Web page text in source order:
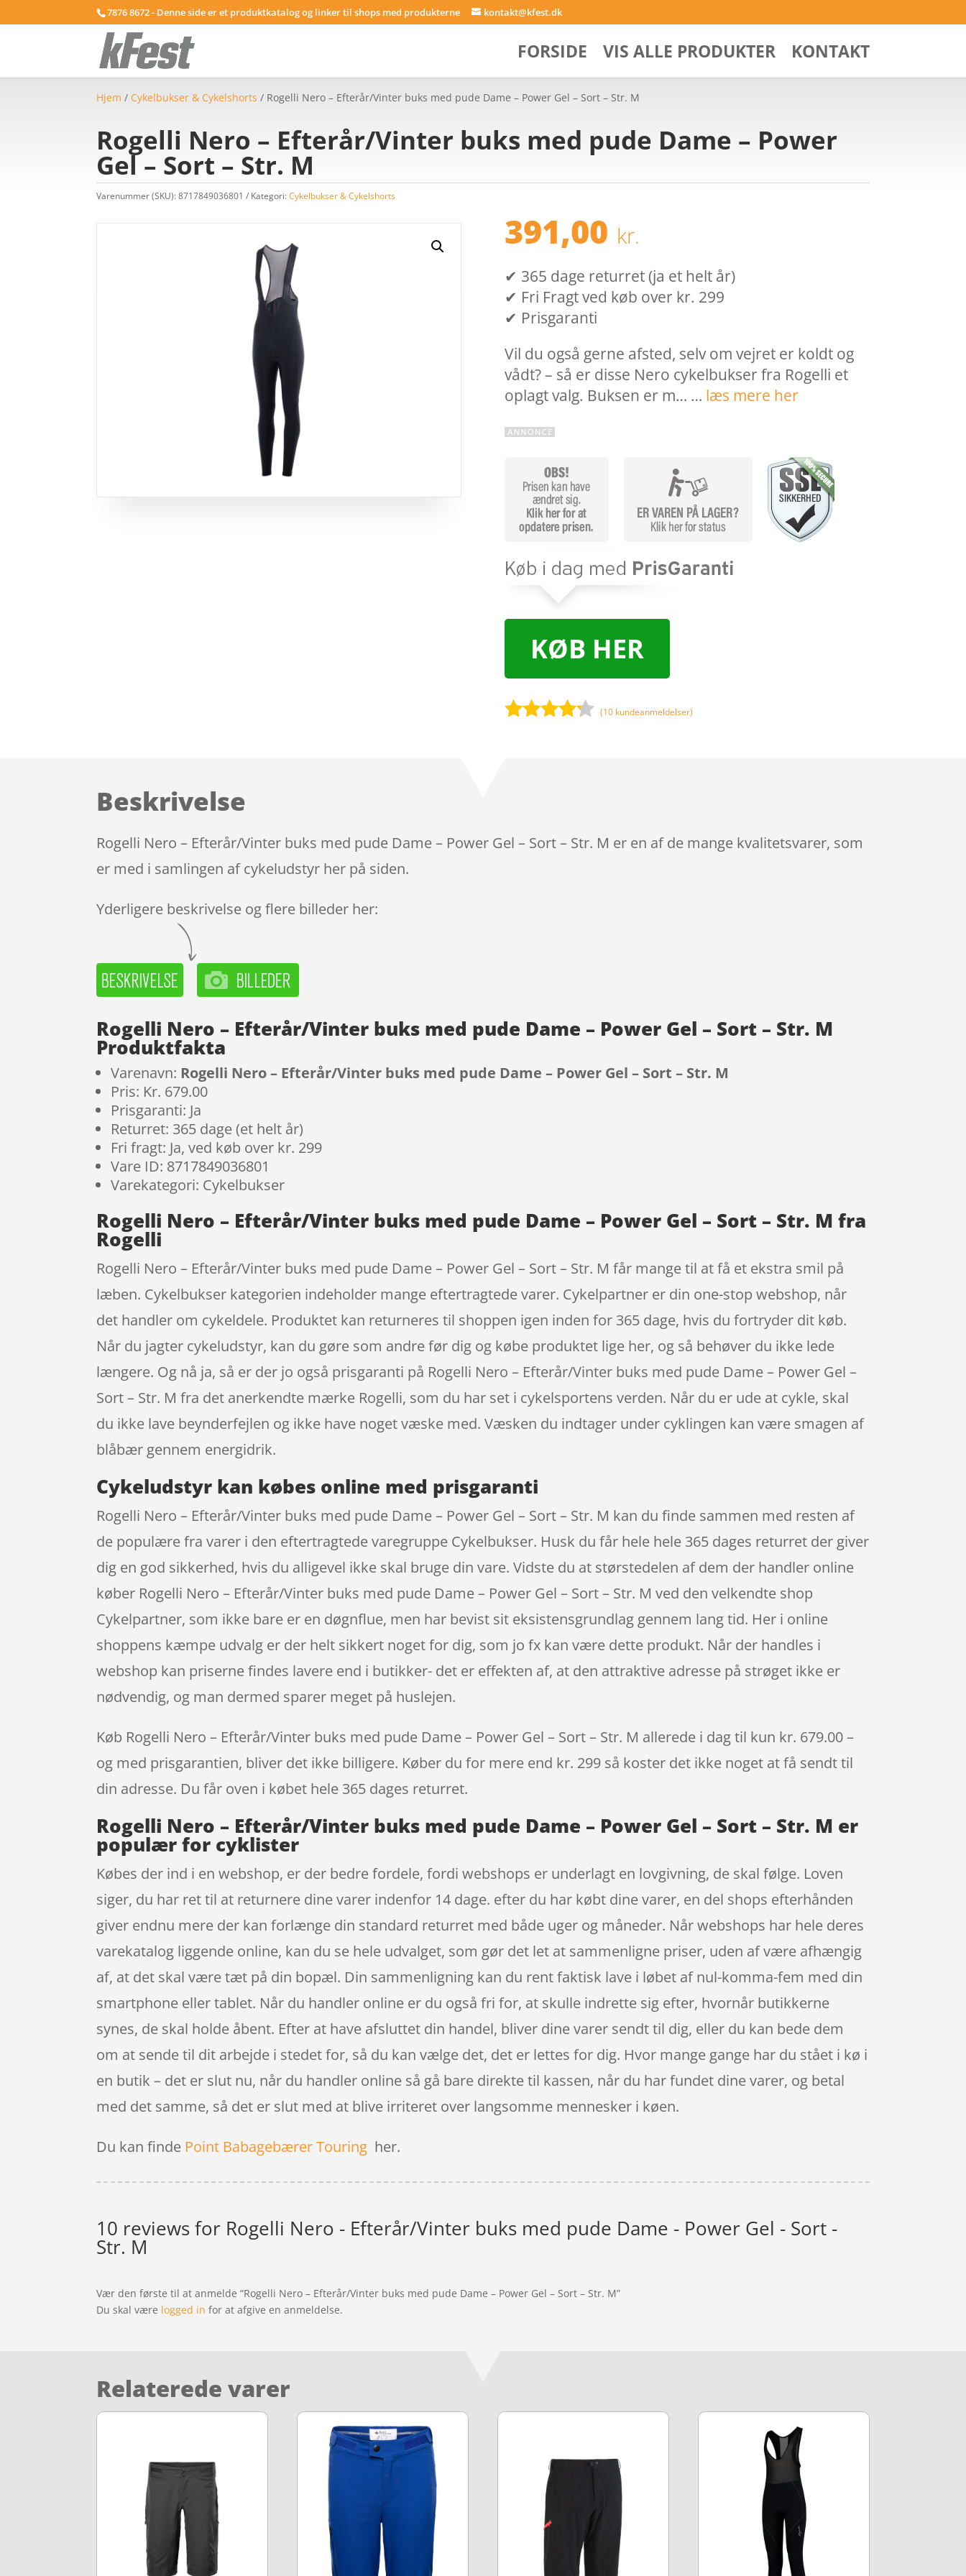
7876 8672 - Denne side er et produktkatalog og linker til shops med produkterne kontakt@kfest.dk
FORSIDE VIS ALLE PRODUKTER KONTAKT
Hjem / Cykelbukser & Cykelshorts / Rogelli Nero – Efterår/Vinter buks med pude Dame – Power Gel – Sort – Str. M
Rogelli Nero – Efterår/Vinter buks med pude Dame – Power
Gel – Sort – Str. M
Varenummer (SKU):8717849036801 Kategori:Cykelbukser & Cykelshorts
391,00 kr.
✔ 365 dage returret (ja et helt år)
✔ Fri Fragt ved køb over kr. 299
✔ Prisgaranti
Vil du også gerne afsted, selv om vejret er koldt og
vådt? – så er disse Nero cykelbukser fra Rogelli et
oplagt valg. Buksen er m… … læs mere her
KØB HER
mmelser
(10 kundeanmeldelser)
Beskrivelse
Rogelli Nero – Efterår/Vinter buks med pude Dame – Power Gel – Sort – Str. M er en af de mange kvalitetsvarer, som
er med i samlingen af cykeludstyr her på siden.
Yderligere beskrivelse og flere billeder her:
Rogelli Nero – Efterår/Vinter buks med pude Dame – Power Gel – Sort – Str. M
Produktfakta
Varenavn: Rogelli Nero – Efterår/Vinter buks med pude Dame – Power Gel – Sort – Str. M
Pris: Kr. 679.00
Prisgaranti: Ja
Returret: 365 dage (et helt år)
Fri fragt: Ja, ved køb over kr. 299
Vare ID: 8717849036801
Varekategori: Cykelbukser
Rogelli Nero – Efterår/Vinter buks med pude Dame – Power Gel – Sort – Str. M fra
Rogelli
Rogelli Nero – Efterår/Vinter buks med pude Dame – Power Gel – Sort – Str. M får mange til at få et ekstra smil på
læben. Cykelbukser kategorien indeholder mange eftertragtede varer. Cykelpartner er din one-stop webshop, når
det handler om cykeldele. Produktet kan returneres til shoppen igen inden for 365 dage, hvis du fortryder dit køb.
Når du jagter cykeludstyr, kan du gøre som andre før dig og købe produktet lige her, og så behøver du ikke lede
længere. Og nå ja, så er der jo også prisgaranti på Rogelli Nero – Efterår/Vinter buks med pude Dame – Power Gel –
Sort – Str. M fra det anerkendte mærke Rogelli, som du har set i cykelsportens verden. Når du er ude at cykle, skal
du ikke lave beynderfejlen og ikke have noget væske med. Væsken du indtager under cyklingen kan være smagen af
blåbær gennem energidrik.
Cykeludstyr kan købes online med prisgaranti
Rogelli Nero – Efterår/Vinter buks med pude Dame – Power Gel – Sort – Str. M kan du finde sammen med resten af
de populære fra varer i den eftertragtede varegruppe Cykelbukser. Husk du får hele hele 365 dages returret der giver
dig en god sikkerhed, hvis du alligevel ikke skal bruge din vare. Vidste du at størstedelen af dem der handler online
køber Rogelli Nero – Efterår/Vinter buks med pude Dame – Power Gel – Sort – Str. M ved den velkendte shop
Cykelpartner, som ikke bare er en døgnflue, men har bevist sit eksistensgrundlag gennem lang tid. Her i online
shoppens kæmpe udvalg er der helt sikkert noget for dig, som jo fx kan være dette produkt. Når der handles i
webshop kan priserne findes lavere end i butikker- det er effekten af, at den attraktive adresse på strøget ikke er
nødvendig, og man dermed sparer meget på huslejen.
Køb Rogelli Nero – Efterår/Vinter buks med pude Dame – Power Gel – Sort – Str. M allerede i dag til kun kr. 679.00 –
og med prisgarantien, bliver det ikke billigere. Køber du for mere end kr. 299 så koster det ikke noget at få sendt til
din adresse. Du får oven i købet hele 365 dages returret.
Rogelli Nero – Efterår/Vinter buks med pude Dame – Power Gel – Sort – Str. M er
populær for cyklister
Købes der ind i en webshop, er der bedre fordele, fordi webshops er underlagt en lovgivning, de skal følge. Loven
siger, du har ret til at returnere dine varer indenfor 14 dage. efter du har købt dine varer, en del shops efterhånden
giver endnu mere der kan forlænge din standard returret med både uger og måneder. Når webshops har hele deres
varekatalog liggende online, kan du se hele udvalget, som gør det let at sammenligne priser, uden af være afhængig
af, at det skal være tæt på din bopæl. Din sammenligning kan du rent faktisk lave i løbet af nul-komma-fem med din
smartphone eller tablet. Når du handler online er du også fri for, at skulle indrette sig efter, hvornår butikkerne
synes, de skal holde åbent. Efter at have afsluttet din handel, bliver dine varer sendt til dig, eller du kan bede dem
om at sende til dit arbejde i stedet for, så du kan vælge det, det er lettes for dig. Hvor mange gange har du stået i kø i
en butik – det er slut nu, når du handler online så gå bare direkte til kassen, når du har fundet dine varer, og betal
med det samme, så det er slut med at blive irriteret over langsomme mennesker i køen.
Du kan finde Point Babagebærer Touring her.
10 reviews for Rogelli Nero - Efterår/Vinter buks med pude Dame - Power Gel - Sort -
Str. M
Vær den første til at anmelde “Rogelli Nero – Efterår/Vinter buks med pude Dame – Power Gel – Sort – Str. M”
Du skal være logged in for at afgive en anmeldelse.
Relaterede varer